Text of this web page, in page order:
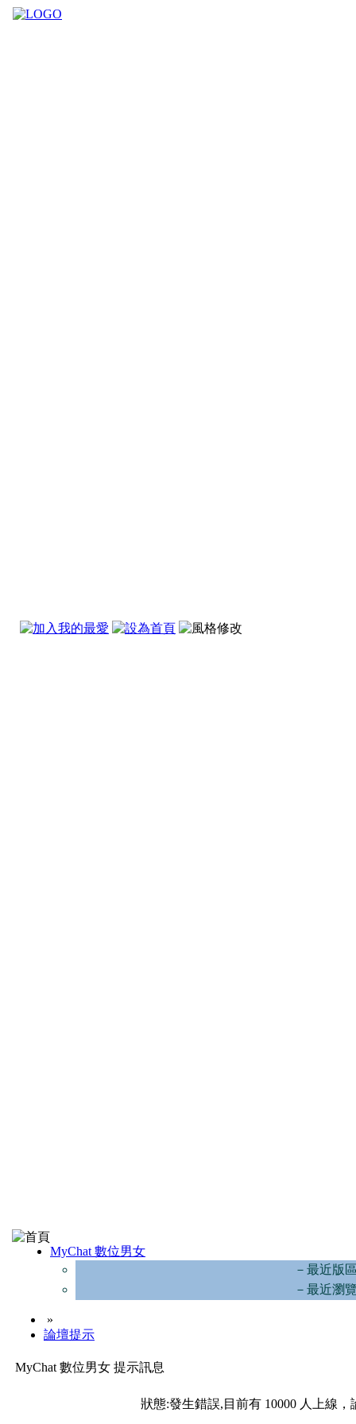
MyChat 數位男女
－最近版
－最近瀏
»
論壇提示
MyChat 數位男女 提示訊息
狀態:發生錯誤,目前有 10000 人上線